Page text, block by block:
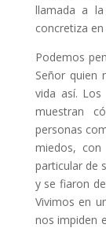
llamada a
concretiza
Podemos
Señor quien
vida así.
muestran
personas
miedos,
particular de
y se fiaron
Vivimos en
nos impiden